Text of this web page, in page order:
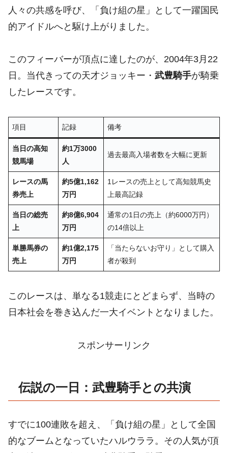
人々の共感を呼び、「負け組の星」として一躍国民
的アイドルへと駆け上がりました。
このフィーバーが頂点に達したのが、2004年3月22
日。当代きっての天才ジョッキー・ 武豊騎手が騎乗
したレースです。
項目 記録 備考
当日の高知
競馬場
約1万3000
人
過去最高入場者数を大幅に更新
レースの馬
券売上
約5億1,162
万円
1レースの売上として高知競馬史
上最高記録
当日の総売
上
約8億6,904
万円
通常の1日の売上（約6000万円）
の14倍以上
単勝馬券の
売上
約1億2,175
万円
「当たらないお守り」として購入
者が殺到
このレースは、単なる1競走にとどまらず、当時の
日本社会を巻き込んだ一大イベントとなりました。
スポンサーリンク
伝説の一日：武豊騎手との共演
すでに100連敗を超え、「負け組の星」として全国
的なブームとなっていたハルウララ。その人気が頂